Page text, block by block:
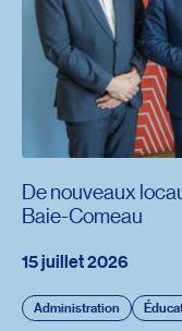
15 juillet 2026
Administration
De nouveaux
Baie-Comeau